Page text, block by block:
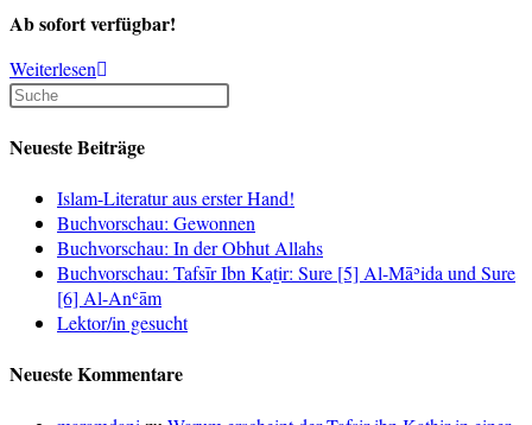
Ab sofort verfügbar!
WeiterlesenNeuerscheinung:
As-
Sira:
Die
Lebensgeschichte
des
letzten
Propheten
–
Teil
2
Neueste Beiträge
Islam-Literatur aus erster Hand!
Buchvorschau: Gewonnen
Buchvorschau: In der Obhut Allahs
Buchvorschau: Tafsīr Ibn Kaṯir: Sure [5] Al-Māʾida und Sure
[6] Al-Anʿām
Lektor/in gesucht
Neueste Kommentare